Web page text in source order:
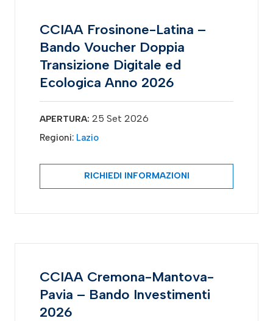
CCIAA Frosinone-Latina –
Bando Voucher Doppia
Transizione Digitale ed
Ecologica Anno 2026
APERTURA: 25 Set 2026
Regioni: Lazio
RICHIEDI INFORMAZIONI
CCIAA Cremona-Mantova-
Pavia – Bando Investimenti
2026